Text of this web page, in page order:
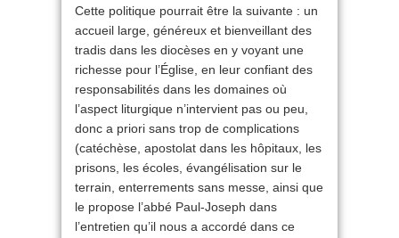
Cette politique pourrait être la suivante : un
accueil large, généreux et bienveillant des
tradis dans les diocèses en y voyant une
richesse pour l’Église, en leur confiant des
responsabilités dans les domaines où
l’aspect liturgique n’intervient pas ou peu,
donc a priori sans trop de complications
(catéchèse, apostolat dans les hôpitaux, les
prisons, les écoles, évangélisation sur le
terrain, enterrements sans messe, ainsi que
le propose l’abbé Paul-Joseph dans
l’entretien qu’il nous a accordé dans ce